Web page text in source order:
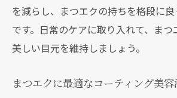
を減らし、まつエクの持ちを格段に
です。日常のケアに取り入れて、ま
美しい目元を維持しましょう。
まつエクに最適なコーティング美